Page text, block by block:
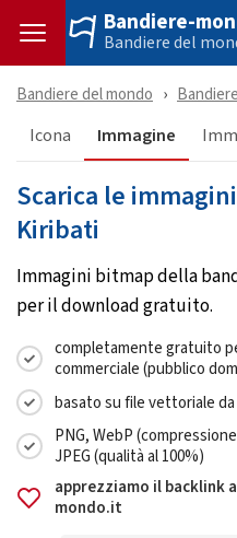
Bandiere-
Bandiere del
Bandiere del mondo
Icona Immagine
Scarica le
Kiribati
Immagini bitmap della
per il download gratuito.
completamente gratuito
commerciale (pubblico
basato su file vettoriale
PNG, WebP
JPEG (qualità al 100%)
apprezziamo il backlink
mondo.it